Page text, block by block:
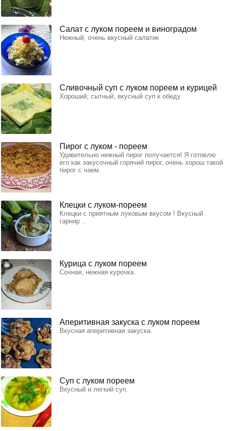
Салат с луком пореем и виноградом
Нежный, очень вкусный салатик
Сливочный суп с луком пореем и курицей
Хороший, сытный, вкусный суп к обеду.
Пирог с луком - пореем
Удивительно нежный пирог получается! Я готовлю
его как закусочный горячий пирог, очень хорош такой
пирог с чаем.
Клецки с луком-пореем
Клецки с приятным луковым вкусом ! Вкусный
гарнир ..
Курица с луком пореем
Сочная, нежная курочка.
Аперитивная закуска с луком пореем
Вкусная аперитивная закуска.
Суп с луком пореем
Вкусный и легкий суп.